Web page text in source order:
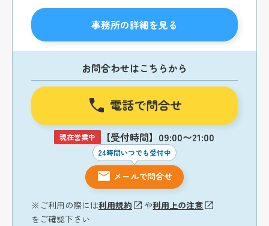
事務所の詳細を見る
お問合わせはこちらから
電話で問合せ
現在営業中 【受付時間】09:00〜21:00
24時間いつでも受付中
メールで問合せ
※ご利用の際には利用規約 や利用上の注意
をご確認下さい